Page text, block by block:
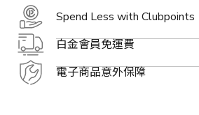
Spend Less with Clubpoints
白金會員免運費
電子商品意外保障